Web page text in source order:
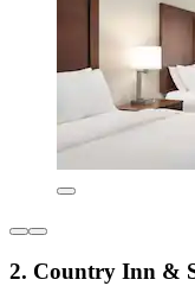
2. Country Inn &